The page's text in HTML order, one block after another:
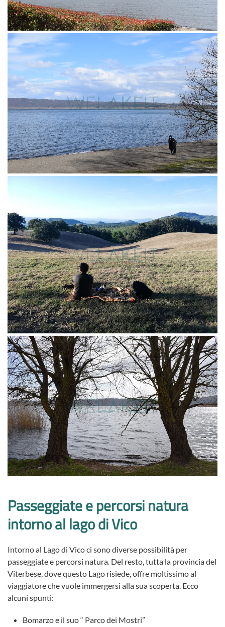
Passeggiate e percorsi natura
intorno al lago di Vico
Intorno al Lago di Vico ci sono diverse possibilità per
passeggiate e percorsi natura. Del resto, tutta la provincia del
Viterbese, dove questo Lago risiede, offre moltissimo al
viaggiatore che vuole immergersi alla sua scoperta. Ecco
alcuni spunti:
Bomarzo e il suo “ Parco dei Mostri”